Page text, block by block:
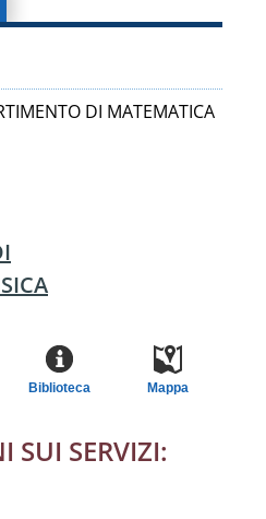
DI MATEMATICA
Mappa
Biblioteca
SUI SERVIZI: